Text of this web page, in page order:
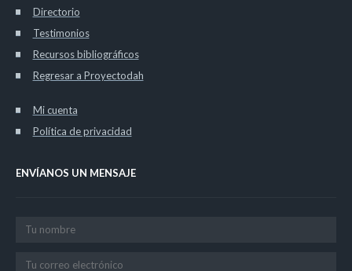
Directorio
Testimonios
Recursos bibliográficos
Regresar a Proyectodah
Mi cuenta
Política de privacidad
ENVÍANOS UN MENSAJE